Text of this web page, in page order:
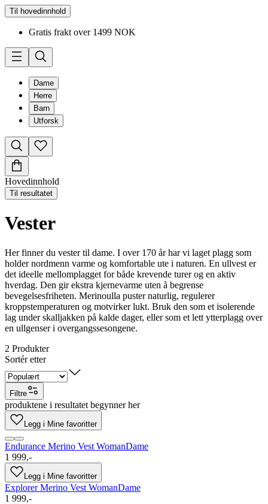
Til hovedinnhold
Gratis frakt over 1499 NOK
Dame
Herre
Barn
Utforsk
Hovedinnhold
Til resultatet
Vester
Her finner du vester til dame. I over 170 år har vi laget plagg som
holder nordmenn varme og komfortable ute i naturen. En ullvest er
det ideelle mellomplagget for både krevende turer og en aktiv
hverdag. Den gir ekstra kjernevarme uten å begrense
bevegelsesfriheten. Merinoulla puster naturlig, regulerer
kroppstemperaturen og motvirker lukt. Bruk den som et isolerende
lag under skalljakken på kalde dager, eller som et lett ytterplagg over
en ullgenser i overgangssesongene.
2 Produkter
Sortér etter
Filtre
produktene i resultatet begynner her
Legg i Mine favoritter
Endurance Merino Vest WomanDame
1 999,-
Legg i Mine favoritter
Explorer Merino Vest WomanDame
1 999,-